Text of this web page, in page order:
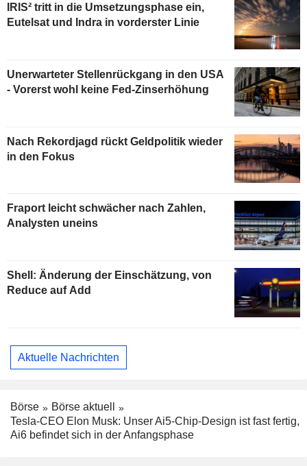
IRIS² tritt in die Umsetzungsphase ein,
Eutelsat und Indra in vorderster Linie
Unerwarteter Stellenrückgang in den USA
- Vorerst wohl keine Fed-Zinserhöhung
Nach Rekordjagd rückt Geldpolitik wieder
in den Fokus
Fraport leicht schwächer nach Zahlen,
Analysten uneins
Shell: Änderung der Einschätzung, von
Reduce auf Add
Aktuelle Nachrichten
Börse
Börse aktuell
Tesla-CEO Elon Musk: Unser Ai5-Chip-Design ist fast fertig,
Ai6 befindet sich in der Anfangsphase